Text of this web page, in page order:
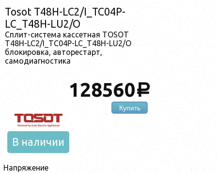
Tosot T48H-LC2/I_TC04P-
LC_T48H-LU2/O
Сплит-система кассетная TOSOT
T48H-LC2/I_TC04P-LC_T48H-LU2/O
блокировка, авторестарт,
самодиагностика
128560a
Купить
В наличии
Напряжение